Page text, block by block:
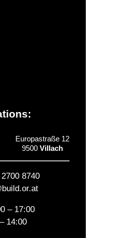
Europastraße 12
9500 Villach
8740
– 17:00
14:00